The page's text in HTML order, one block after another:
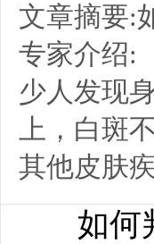
文章摘要:
专家介绍:
少人发现
上，白斑
其他皮肤
如何判